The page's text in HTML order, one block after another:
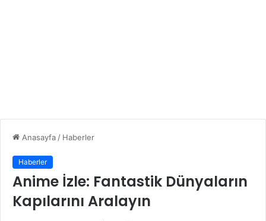
Anasayfa / Haberler
Haberler
Anime İzle: Fantastik Dünyaların
Kapılarını Aralayın